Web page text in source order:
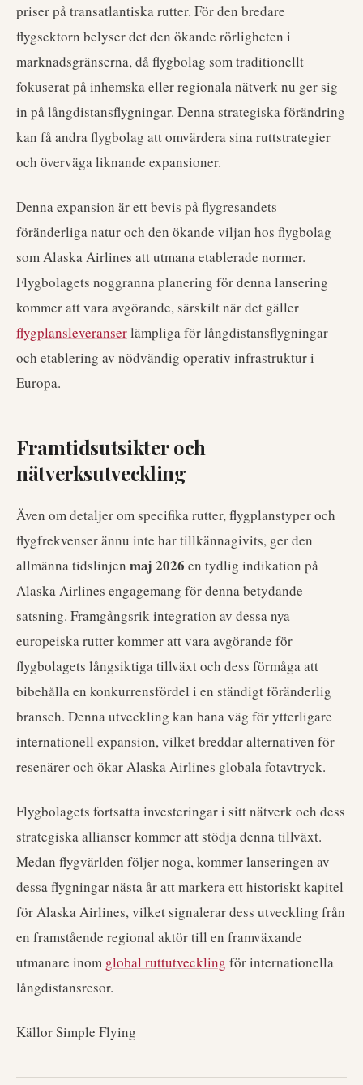
priser på transatlantiska rutter. För den bredare
flygsektorn belyser det den ökande rörligheten i
marknadsgränserna, då flygbolag som traditionellt
fokuserat på inhemska eller regionala nätverk nu ger sig
in på långdistansflygningar. Denna strategiska förändring
kan få andra flygbolag att omvärdera sina ruttstrategier
och överväga liknande expansioner.
Denna expansion är ett bevis på flygresandets
föränderliga natur och den ökande viljan hos flygbolag
som Alaska Airlines att utmana etablerade normer.
Flygbolagets noggranna planering för denna lansering
kommer att vara avgörande, särskilt när det gäller
flygplansleveranserlämpliga för långdistansflygningar
och etablering av nödvändig operativ infrastruktur i
Europa.
Framtidsutsikter och
nätverksutveckling
Även om detaljer om specifika rutter, flygplanstyper och
flygfrekvenser ännu inte har tillkännagivits, ger den
allmänna tidslinjen maj 2026 en tydlig indikation på
Alaska Airlines engagemang för denna betydande
satsning. Framgångsrik integration av dessa nya
europeiska rutter kommer att vara avgörande för
flygbolagets långsiktiga tillväxt och dess förmåga att
bibehålla en konkurrensfördel i en ständigt föränderlig
bransch. Denna utveckling kan bana väg för ytterligare
internationell expansion, vilket breddar alternativen för
resenärer och ökar Alaska Airlines globala fotavtryck.
Flygbolagets fortsatta investeringar i sitt nätverk och dess
strategiska allianser kommer att stödja denna tillväxt.
Medan flygvärlden följer noga, kommer lanseringen av
dessa flygningar nästa år att markera ett historiskt kapitel
för Alaska Airlines, vilket signalerar dess utveckling från
en framstående regional aktör till en framväxande
utmanare inom global ruttutveckling för internationella
långdistansresor.
Källor Simple Flying